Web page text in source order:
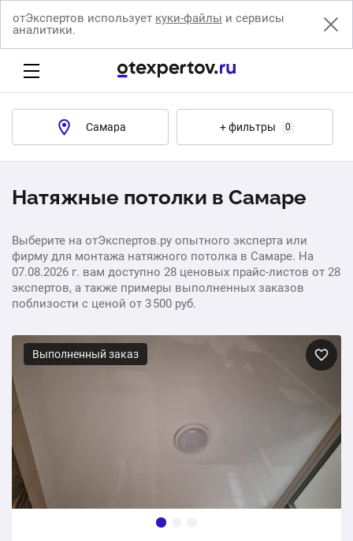
отЭкспертов использует куки-файлы и сервисы
аналитики.
Самара + фильтры 0
Натяжные потолки в Самаре
Выберите на отЭкспертов.ру опытного эксперта или
фирму для монтажа натяжного потолка в Самаре. На
07.08.2026 г. вам доступно 28 ценовых прайс-листов от 28
экспертов, а также примеры выполненных заказов
поблизости с ценой от 3 500 руб.
Выполненный заказ